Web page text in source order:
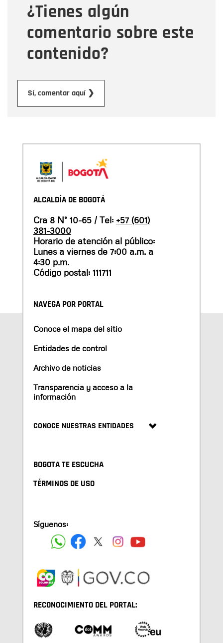
¿Tienes algún
comentario sobre este
contenido?
Sí, comentar aquí ❯
Mensaje
ALCALDÍA DE BOGOTÁ
Cra 8 N° 10-65 / Tel: +57 (601)
381-3000
Horario de atención al público:
Lunes a viernes de 7:00 a.m. a
4:30 p.m.
Código postal: 111711
NAVEGA POR PORTAL
Conoce el mapa del sitio
Entidades de control
Archivo de noticias
Transparencia y acceso a la
información
CONOCE NUESTRAS ENTIDADES
BOGOTA TE ESCUCHA
TÉRMINOS DE USO
Síguenos:
RECONOCIMIENTO DEL PORTAL: